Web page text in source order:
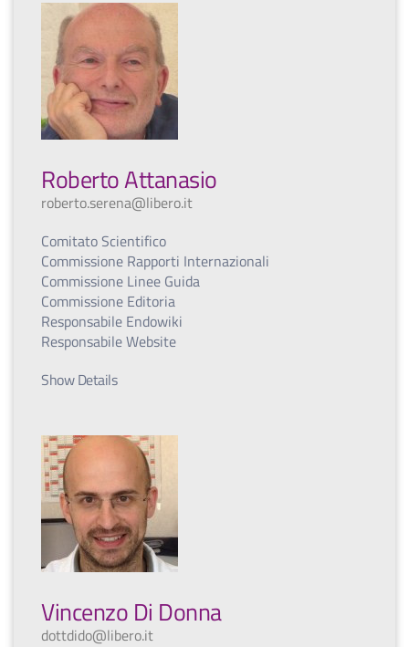
Roberto Attanasio
roberto.serena@libero.it
Comitato Scientifico
Commissione Rapporti Internazionali
Commissione Linee Guida
Commissione Editoria
Responsabile Endowiki
Responsabile Website
Show Details
Vincenzo Di Donna
dottdido@libero.it